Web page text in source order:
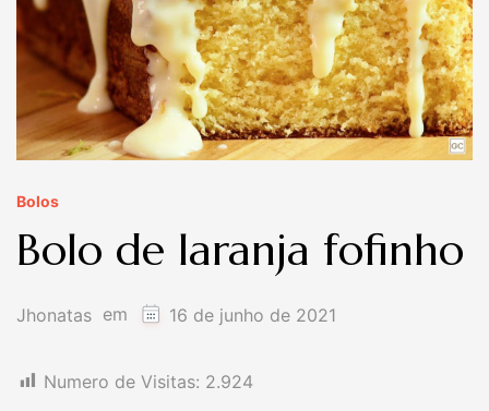
Bolos
Bolo de laranja fofinho
Jhonatas em 16 de junho de 2021
Numero de Visitas: 2.924